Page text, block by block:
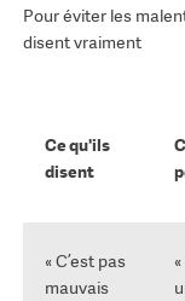
Pour éviter les
disent vraiment
Ce qu'ils
disent
« C’est pas
mauvais